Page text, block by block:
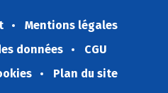
Mentions légales
données
CGU
Plan du site